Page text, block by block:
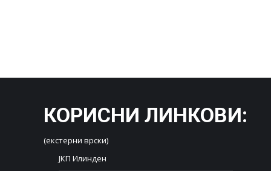
КОРИСНИ ЛИНКОВИ:
(екстерни врски)
ЈКП Илинден